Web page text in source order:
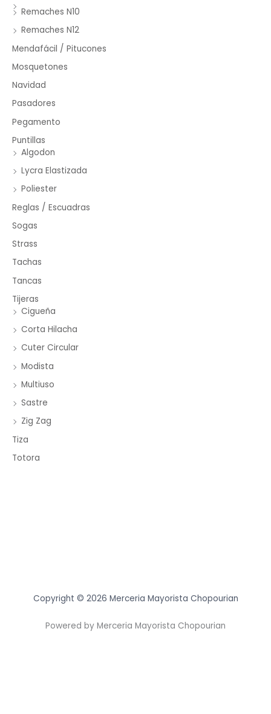
Remaches N10
Remaches N12
Mendafácil / Pitucones
Mosquetones
Navidad
Pasadores
Pegamento
Puntillas
Algodon
Lycra Elastizada
Poliester
Reglas / Escuadras
Sogas
Strass
Tachas
Tancas
Tijeras
Cigueña
Corta Hilacha
Cuter Circular
Modista
Multiuso
Sastre
Zig Zag
Tiza
Totora
Copyright © 2026 Merceria Mayorista Chopourian
Powered by Merceria Mayorista Chopourian